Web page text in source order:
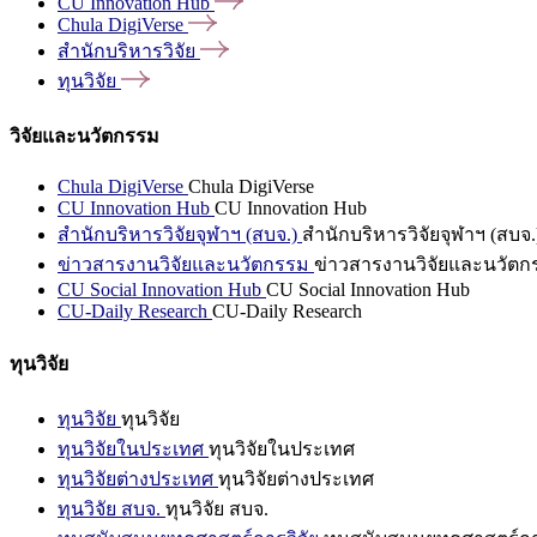
Chula DigiVerse
สำนักบริหารวิจัย
ทุนวิจัย
วิจัยและนวัตกรรม
Chula DigiVerse Chula DigiVerse
CU Innovation Hub CU Innovation Hub
สำนักบริหารวิจัยจุฬาฯ (สบจ.) สำนักบริหารวิจัยจุฬาฯ (สบจ
ข่าวสารงานวิจัยและนวัตกรรม ข่าวสารงานวิจัยและนวัตก
CU Social Innovation Hub CU Social Innovation Hub
CU-Daily Research CU-Daily Research
ทุนวิจัย
ทุนวิจัย ทุนวิจัย
ทุนวิจัยในประเทศ ทุนวิจัยในประเทศ
ทุนวิจัยต่างประเทศ ทุนวิจัยต่างประเทศ
ทุนวิจัย สบจ. ทุนวิจัย สบจ.